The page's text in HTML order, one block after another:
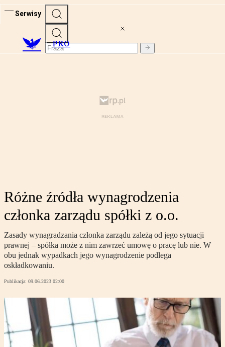
Serwisy
PRO
Różne źródła wynagrodzenia
członka zarządu spółki z o.o.
Zasady wynagradzania członka zarządu zależą od jego sytuacji
prawnej – spółka może z nim zawrzeć umowę o pracę lub nie. W
obu jednak wypadkach jego wynagrodzenie podlega
oskładkowaniu.
Publikacja: 09.06.2023 02:00